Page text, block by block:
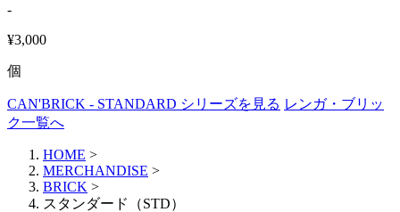
-
¥3,000
個
CAN'BRICK - STANDARD シリーズを見る レンガ・ブリッ
ク一覧へ
HOME >
MERCHANDISE >
BRICK >
スタンダード（STD）